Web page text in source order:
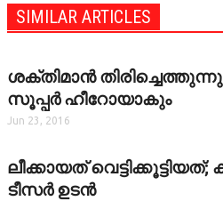
SIMILAR ARTICLES
ശക്തിമാന്‍
സൂപ്പര്‍ ഹീറോയാകും
Jun 23, 2016
ലീക്കായത്
ടീസര്‍ ഉടന്‍